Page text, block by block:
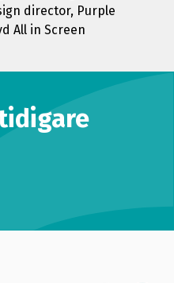
director, Purple
All in Screen